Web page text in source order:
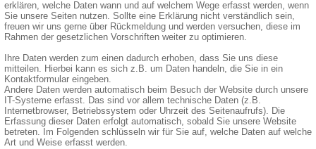
erklären, welche Daten wann und auf welchem Wege erfasst werden, wenn
Sie unsere Seiten nutzen. Sollte eine Erklärung nicht verständlich sein,
freuen wir uns gerne über Rückmeldung und werden versuchen, diese im
Rahmen der gesetzlichen Vorschriften weiter zu optimieren.
Ihre Daten werden zum einen dadurch erhoben, dass Sie uns diese
mitteilen. Hierbei kann es sich z.B. um Daten handeln, die Sie in ein
Kontaktformular eingeben.
Andere Daten werden automatisch beim Besuch der Website durch unsere
IT-Systeme erfasst. Das sind vor allem technische Daten (z.B.
Internetbrowser, Betriebssystem oder Uhrzeit des Seitenaufrufs). Die
Erfassung dieser Daten erfolgt automatisch, sobald Sie unsere Website
betreten. Im Folgenden schlüsseln wir für Sie auf, welche Daten auf welche
Art und Weise erfasst werden.